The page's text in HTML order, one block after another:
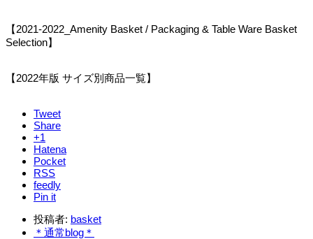
【2021-2022_Amenity Basket / Packaging & Table Ware Basket
Selection】
【2022年版 サイズ別商品一覧】
Tweet
Share
+1
Hatena
Pocket
RSS
feedly
Pin it
投稿者: basket
＊通常blog＊